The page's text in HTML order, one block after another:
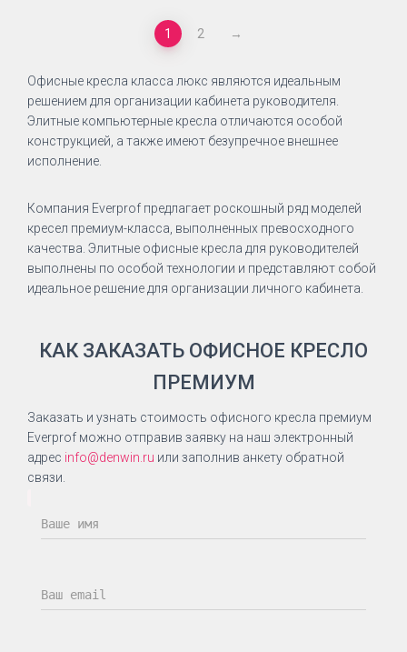
1 2 →
Офисные кресла класса люкс являются идеальным
решением для организации кабинета руководителя.
Элитные компьютерные кресла отличаются особой
конструкцией, а также имеют безупречное внешнее
исполнение.
Компания Everprof предлагает роскошный ряд моделей
кресел премиум-класса, выполненных превосходного
качества. Элитные офисные кресла для руководителей
выполнены по особой технологии и представляют собой
идеальное решение для организации личного кабинета.
КАК ЗАКАЗАТЬ ОФИСНОЕ КРЕСЛО
ПРЕМИУМ
Заказать и узнать стоимость офисного кресла премиум
Everprof можно отправив заявку на наш электронный
адрес info@denwin.ru или заполнив анкету обратной
связи.